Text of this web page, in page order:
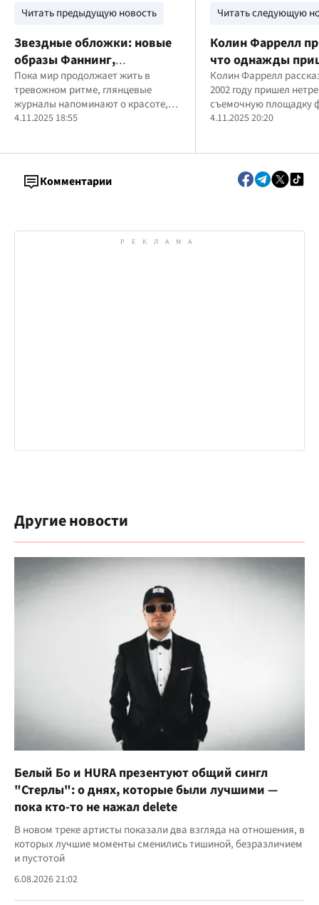
Читать предыдущую новость
Звездные обложки: новые
образы Фаннинг,
Уизерспун, Кардашьян,
Ратаковский и Суинтон в
топовых изданиях
Пока мир продолжает жить в
тревожном ритме, глянцевые
журналы напоминают о красоте,
таланте и силе женщин.
4.11.2025 18:55
Читать следующую
Колин Фаррелл
что однажды
съемки пьяным и
Тома Круза
Колин Фаррелл
2002 году пришел
съемочную площадку
"Особое мнение"
4.11.2025 20:20
Комментарии
Другие новости
Белый Бо и HURA презентуют общий сингл
"Стерлы": о днях, которые были лучшими —
пока кто-то не нажал delete
В новом треке артисты показали два взгляда на отношения, в
которых лучшие моменты сменились тишиной, безразличием
и пустотой
6.08.2026 21:02